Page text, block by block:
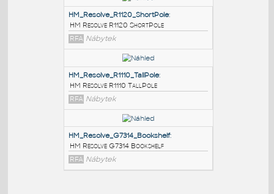
PODOBNÉ BLOKY
HM_Resolve_R1140_InLinePole
HM Resolve R1140 InLinePole
RFA Nábytek
HM_Resolve_R1120_ShortPole:
HM Resolve R1120 ShortPole
RFA Nábytek